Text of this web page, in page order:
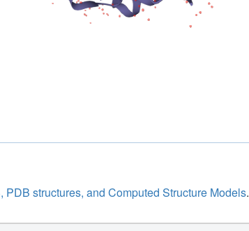
structures, and Computed Structure Models.